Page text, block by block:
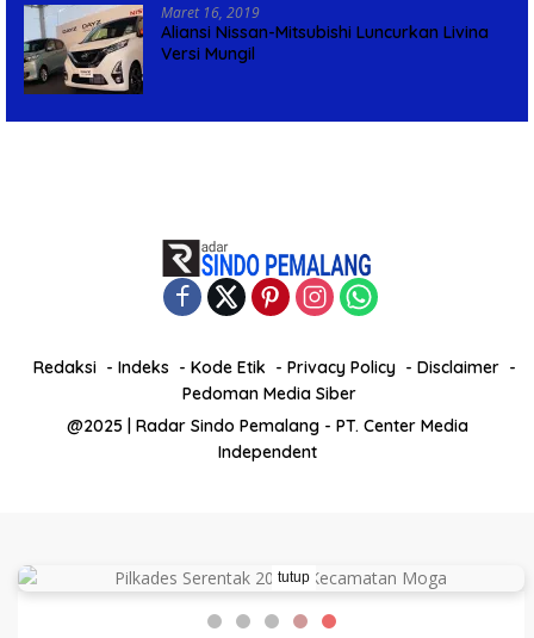
Maret 16, 2019
Aliansi Nissan-Mitsubishi Luncurkan Livina
Versi Mungil
Redaksi Indeks Kode Etik Privacy Policy
Disclaimer
Pedoman Media Siber
@2025 | Radar Sindo Pemalang - PT. Center Media
Independent
tutup